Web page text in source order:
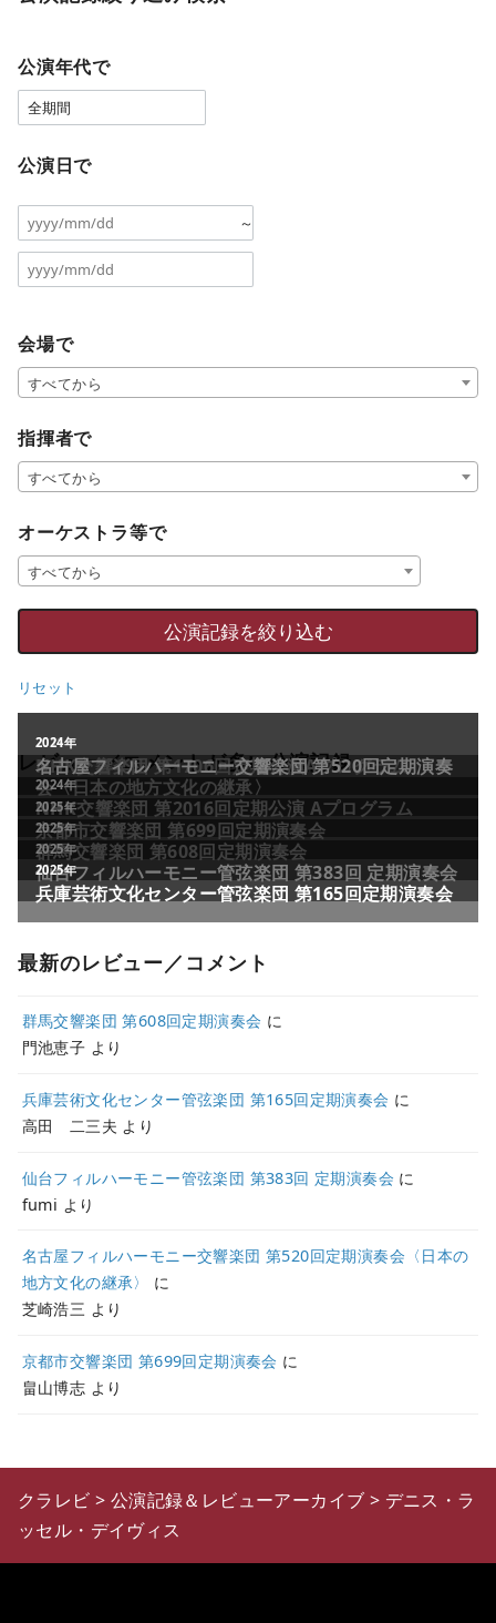
公演年代で
公演日で
～
会場で
すべてから
指揮者で
すべてから
オーケストラ等で
すべてから
リセット
レビュー／コメントが多い公演記録
最新のレビュー／コメント
群馬交響楽団 第608回定期演奏会 に
門池恵子 より
兵庫芸術文化センター管弦楽団 第165回定期演奏会 に
高田 二三夫 より
仙台フィルハーモニー管弦楽団 第383回 定期演奏会 に
fumi より
名古屋フィルハーモニー交響楽団 第520回定期演奏会〈日本の
地方文化の継承〉
に
芝崎浩三 より
京都市交響楽団 第699回定期演奏会 に
畠山博志 より
クラレビ > 公演記録＆レビューアーカイブ > デニス・ラ
ッセル・デイヴィス